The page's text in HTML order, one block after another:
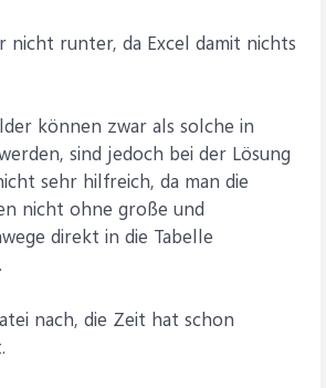
nicht runter, da Excel damit nichts
können zwar als solche in
sind jedoch bei der Lösung
sehr hilfreich, da man die
nicht ohne große und
direkt in die Tabelle
nach, die Zeit hat schon